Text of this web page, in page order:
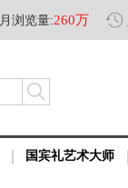
月浏览量:260万
国宾礼艺术大师